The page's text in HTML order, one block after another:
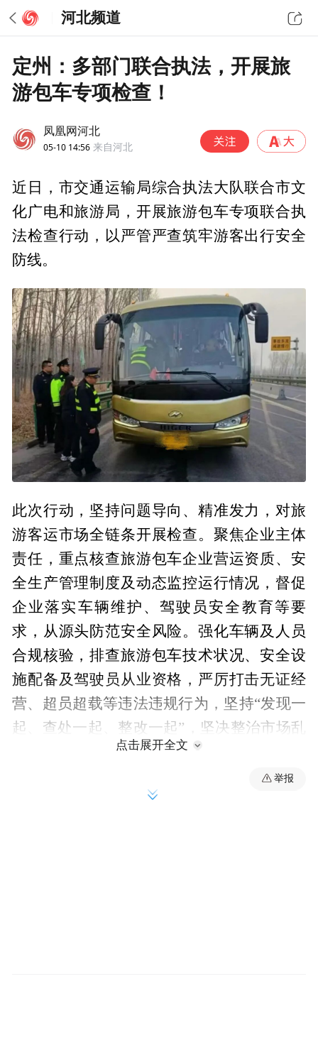
河北频道
定州：多部门联合执法，开展旅
游包车专项检查！
凤凰网河北
05-10 14:56 来自河北
近日，市交通运输局综合执法大队联合市文
化广电和旅游局，开展旅游包车专项联合执
法检查行动，以严管严查筑牢游客出行安全
防线。
此次行动，坚持问题导向、精准发力，对旅
游客运市场全链条开展检查。聚焦企业主体
责任，重点核查旅游包车企业营运资质、安
全生产管理制度及动态监控运行情况，督促
企业落实车辆维护、驾驶员安全教育等要
求，从源头防范安全风险。强化车辆及人员
合规核验，排查旅游包车技术状况、安全设
施配备及驾驶员从业资格，严厉打击无证经
营、超员超载等违法违规行为，坚持“发现一
起、查处一起、整改一起”，坚决整治市场乱
点击展开全文
举报